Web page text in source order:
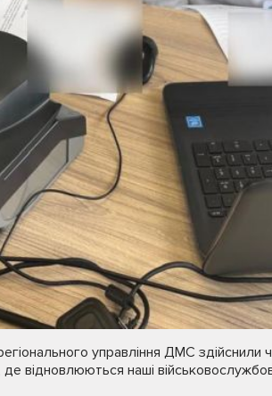
управління ДМС здійснили
де відновлюються наші